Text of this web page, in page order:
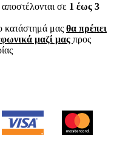
αποστέλονται σε 1 έως 3
κατάστημά μας θα πρέπει
μαζί μας προς